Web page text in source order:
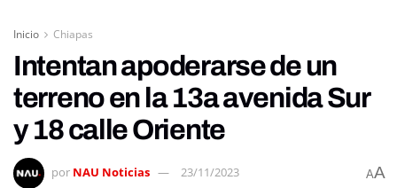
Inicio Chiapas
Intentan apoderarse de un
terreno en la 13a avenida Sur
y 18 calle Oriente
por NAU Noticias 23/11/2023 AA